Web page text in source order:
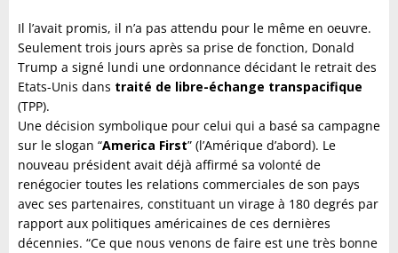
Il l’avait promis, il n’a pas attendu pour le même en oeuvre.
Seulement trois jours après sa prise de fonction, Donald
Trump a signé lundi une ordonnance décidant le retrait des
Etats-Unis dans traité de libre-échange transpacifique
(TPP).
Une décision symbolique pour celui qui a basé sa campagne
sur le slogan “America First” (l’Amérique d’abord). Le
nouveau président avait déjà affirmé sa volonté de
renégocier toutes les relations commerciales de son pays
avec ses partenaires, constituant un virage à 180 degrés par
rapport aux politiques américaines de ces dernières
décennies. “Ce que nous venons de faire est une très bonne